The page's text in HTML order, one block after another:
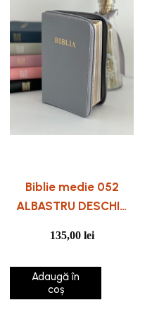
Biblie medie 052
ALBASTRU DESCHIS
135,00 lei
Adaugă în
coș